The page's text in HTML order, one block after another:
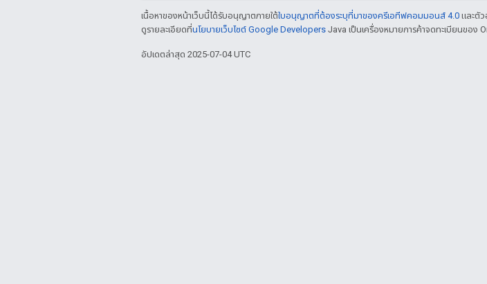
เนื้อหาของหน้าเว็บนี้ได้รับอนุญาตภายใต้ใบอนุญาตที่ต้องระบุที่มาของครีเอทีฟคอมมอนส์ 4.0 และตั
ดูรายละเอียดที่นโยบายเว็บไซต์ Google Developers Java เป็นเครื่องหมายการค้าจดทะเบียนของ
อัปเดตล่าสุด 2025-07-04 UTC